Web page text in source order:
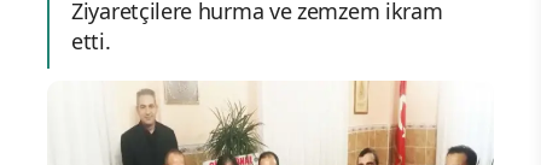
Ziyaretçilere hurma ve zemzem ikram
etti.